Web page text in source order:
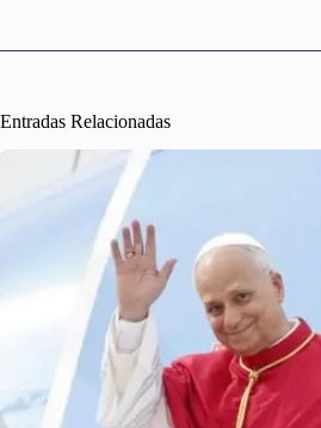
Entradas Relacionadas